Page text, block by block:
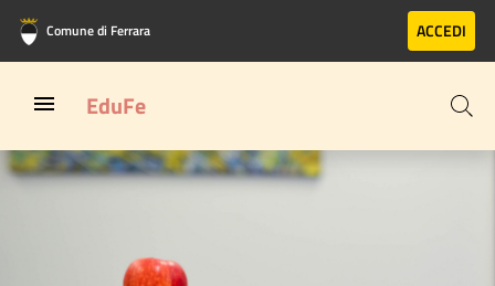
Vai al contenuto principale
Vai al footer
Comune di Ferrara ACCEDI
EduFe